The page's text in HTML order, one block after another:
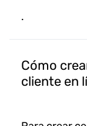
.
Cómo
cliente en